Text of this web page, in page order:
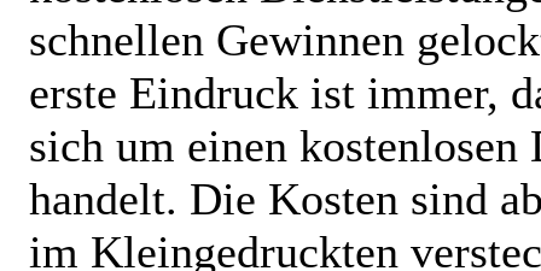
schnellen Gewinnen
erste Eindruck ist immer,
sich um einen kostenlosen
handelt. Die Kosten sind
im Kleingedruckten